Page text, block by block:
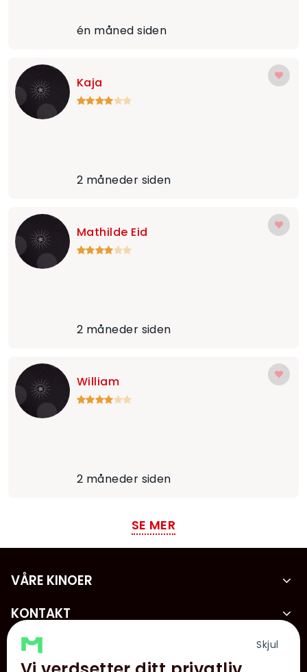
Skjul
én måned siden
Kaja
2 måneder siden
Mathilde Eid
2 måneder siden
William
2 måneder siden
SE MER
VÅRE KINOER
KONTAKT
KUNDESERVICE